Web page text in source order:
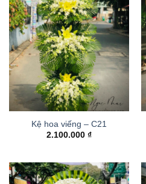
Kệ hoa viếng – C21
2.100.000 ₫